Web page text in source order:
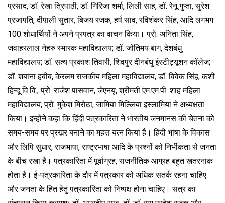
प्रसाद, डॉ. रेखा त्रिपाठी, डॉ. गिरिजा शर्मा, लिली साह, डॉ. रेनू गुप्ता, सुरेश
प्रजापति, दीपाली सुतार, बिजय रजक, हर्ष साव, रविशंकर सिंह, आदि लगभग
100 शोधार्थियों ने अपने प्रपत्र का वाचन किया। प्रो. अनिता सिंह,
जवाहरलाल नेहरु स्मारक महाविद्यालय; डॉ. जोतिमय बाग, देशबंधु
महाविद्यालय; डॉ. सत्य प्रकाश तिवारी, शिवपुर दीनबंधु इंस्टीट्यूशन कॉलेज;
डॉ. शबाना हबीब, केरलम राजकीय महिला महाविद्यालय; डॉ. विवेक सिंह, कशी
हिन्दू वि.वि.; प्रो. राजेश पासवान, जेएनयू; श्रीमती एम.एम.पी. शाह महिला
महाविद्यालय; प्रो. मुकेश मिरोठा, जामिया मिल्लिया इस्लामिया ने अध्यक्षता
किया। इन्होंने कहा कि हिंदी पत्रकारिता ने भारतीय जनमानस की चेतना को
समय-समय पर प्रखर बनाने का महत्त यत्न किया है। हिंदी भाषा के विकास
और लिपि सुधार, राजभाषा, राष्ट्रभाषा आदि के प्रश्नों को निर्भीकता से जनता
के बीच रखा है। पत्रकारिता में पूर्वाग्रह, राजनीतिक आग्रह बहुत खतरनाक
होता है। ई-पत्रकारिता के दौर में पत्रकार को अधिक सतर्क रहना चाहिए
और जनता के हित हेतु पत्रकारिता को निष्पक्ष होना चाहिए। सत्र का